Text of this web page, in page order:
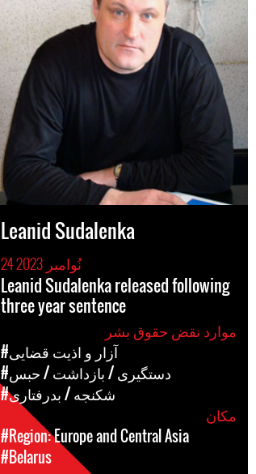
Leanid Sudalenka
24 نُوامبر 2023
Leanid Sudalenka released following
three year sentence
#آزار و اذیت قضایی
#دستگیری / بازداشت / حبس
#شکنجه / بدرفتاری
#Region: Europe and Central Asia
#Belarus